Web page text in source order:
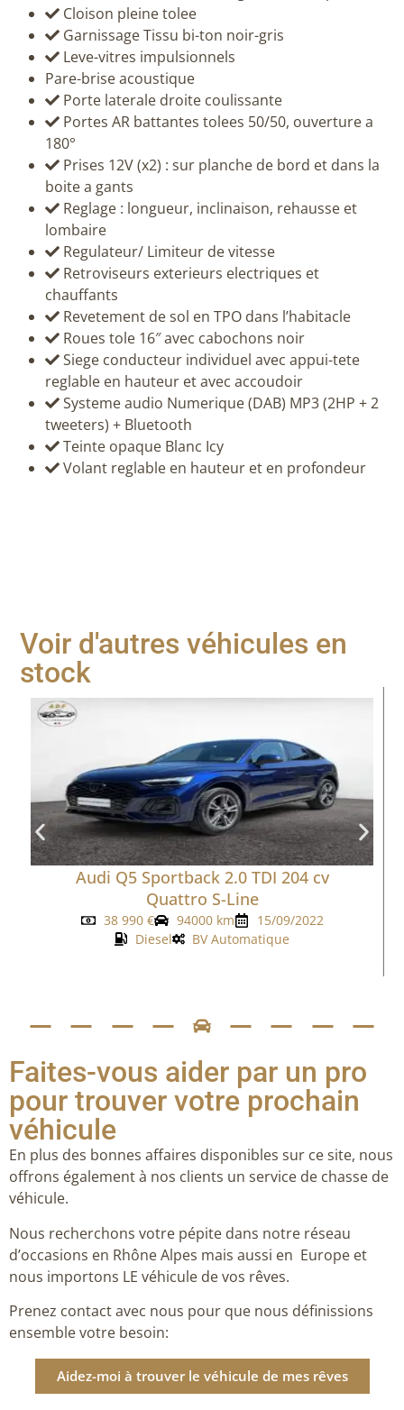
Cloison pleine tolee
Garnissage Tissu bi-ton noir-gris
Leve-vitres impulsionnels
Pare-brise acoustique
Porte laterale droite coulissante
Portes AR battantes tolees 50/50, ouverture a
180°
Prises 12V (x2) : sur planche de bord et dans la
boite a gants
Reglage : longueur, inclinaison, rehausse et
lombaire
Regulateur/ Limiteur de vitesse
Retroviseurs exterieurs electriques et
chauffants
Revetement de sol en TPO dans l’habitacle
Roues tole 16″ avec cabochons noir
Siege conducteur individuel avec appui-tete
reglable en hauteur et avec accoudoir
Systeme audio Numerique (DAB) MP3 (2HP + 2
tweeters) + Bluetooth
Teinte opaque Blanc Icy
Volant reglable en hauteur et en profondeur
Voir d'autres véhicules en
stock
Audi Q5 Sportback 2.0 TDI 204 cv
Quattro S-Line
38 990 € 94000 km
15/09/2022
Diesel
BV Automatique
Faites-vous aider par un pro
pour trouver votre prochain
véhicule
En plus des bonnes affaires disponibles sur ce site, nous
offrons également à nos clients un service de chasse de
véhicule.
Nous recherchons votre pépite dans notre réseau
d’occasions en Rhône Alpes mais aussi en Europe et
nous importons LE véhicule de vos rêves.
Prenez contact avec nous pour que nous définissions
ensemble votre besoin:
Aidez-moi à trouver le véhicule de mes rêves